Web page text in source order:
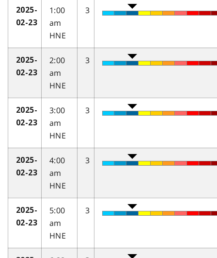
2025-
02-23
1:00
am
HNE
3
2025-
02-23
2:00
am
HNE
3
2025-
02-23
3:00
am
HNE
3
2025-
02-23
4:00
am
HNE
3
2025-
02-23
5:00
am
HNE
3